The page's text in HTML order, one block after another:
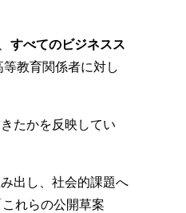
すべてのビジネスス
教育関係者に対し
たかを反映してい
出し、社会的課題へ
れらの公開草案